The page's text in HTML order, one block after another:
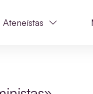
Ateneístas